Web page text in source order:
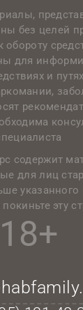
без целей
для
и
содержит
для лиц
указанного
эту
18+